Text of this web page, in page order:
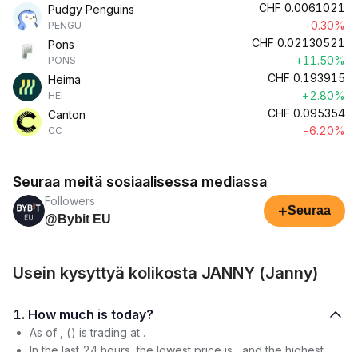
Pudgy Penguins
PENGU
CHF 0.0061021
-0.30%
Pons
PONS
CHF 0.02130521
+11.50%
Heima
HEI
CHF 0.193915
+2.80%
Canton
CC
CHF 0.095354
-6.20%
Seuraa meitä sosiaalisessa mediassa
Followers
@Bybit EU
+Seuraa
Usein kysyttyä kolikosta JANNY (Janny)
1. How much is today?
As of , () is trading at .